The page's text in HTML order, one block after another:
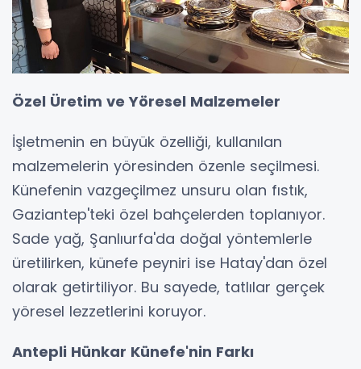
Özel Üretim ve Yöresel Malzemeler
İşletmenin en büyük özelliği, kullanılan
malzemelerin yöresinden özenle seçilmesi.
Künefenin vazgeçilmez unsuru olan fıstık,
Gaziantep'teki özel bahçelerden toplanıyor.
Sade yağ, Şanlıurfa'da doğal yöntemlerle
üretilirken, künefe peyniri ise Hatay'dan özel
olarak getirtiliyor. Bu sayede, tatlılar gerçek
yöresel lezzetlerini koruyor.
Antepli Hünkar Künefe'nin Farkı